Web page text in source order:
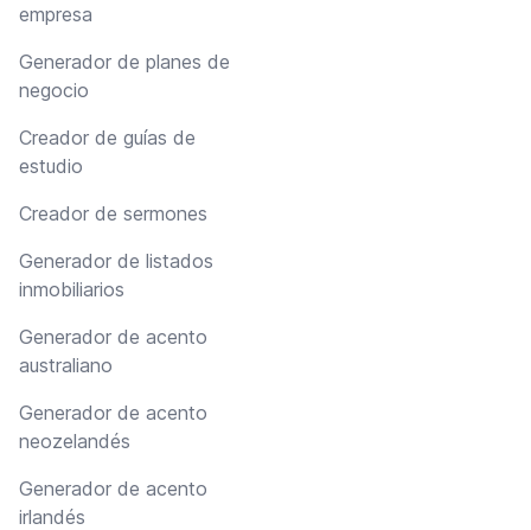
empresa
Generador de planes de
negocio
Creador de guías de
estudio
Creador de sermones
Generador de listados
inmobiliarios
Generador de acento
australiano
Generador de acento
neozelandés
Generador de acento
irlandés